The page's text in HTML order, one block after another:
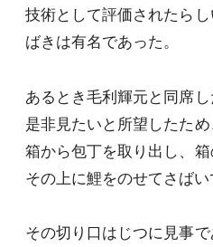
技術として評価されたら
ばきは有名であった。
あるとき毛利輝元と同席
是非見たいと所望したた
箱から包丁を取り出し、箱
その上に鯉をのせてさばい
その切り口はじつに見事